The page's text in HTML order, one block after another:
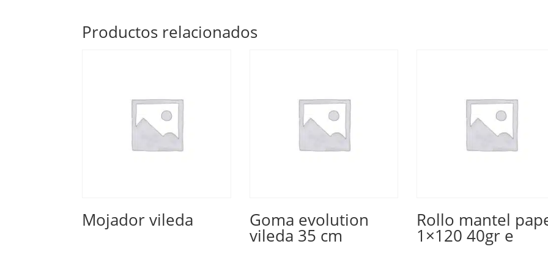
Productos relacionados
Mojador vileda Goma evolution
vileda 35 cm
Rollo mantel
1×120 40gr e